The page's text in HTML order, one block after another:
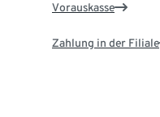
Vorauskasse
Zahlung in der Filiale